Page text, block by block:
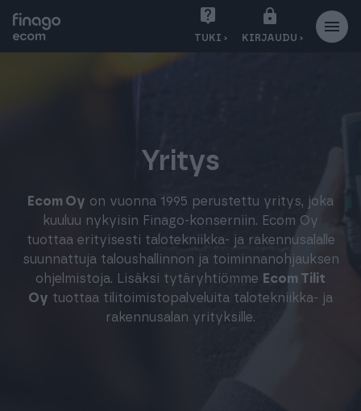
i
i
ä
l
t
ö
ö
n
TUKI › KIRJAUDU ›
Yritys
Ecom Oy on vuonna 1995 perustettu yritys, joka
kuuluu nykyisin Finago-konserniin. Ecom Oy
tuottaa erityisesti talotekniikka- ja rakennusalalle
suunnattuja taloushallinnon ja toiminnanohjauksen
ohjelmistoja. Lisäksi tytäryhtiömme Ecom Tilit
Oy tuottaa tilitoimistopalveluita talotekniikka- ja
rakennusalan yrityksille.